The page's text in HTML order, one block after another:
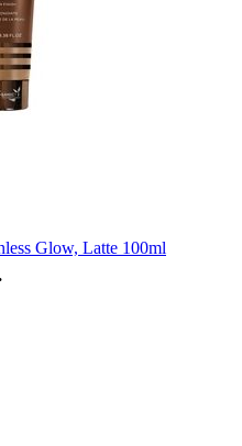
Glow, Latte 100ml